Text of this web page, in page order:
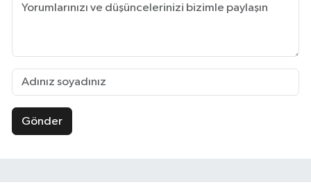
Gönder